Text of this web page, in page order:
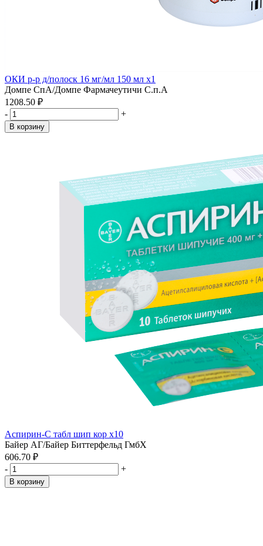
ОКИ р-р д/полоск 16 мг/мл 150 мл x1
Домпе СпА/Домпе Фармачеутичи С.п.А
1208.50 ₽
-
+
В корзину
Аспирин-С табл шип кор x10
Байер АГ/Байер Биттерфельд ГмбХ
606.70 ₽
-
+
В корзину